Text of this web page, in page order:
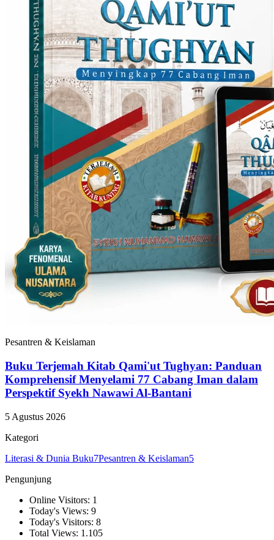
Pesantren & Keislaman
Buku Terjemah Kitab Qami'ut Tughyan: Panduan
Komprehensif Menyelami 77 Cabang Iman dalam
Perspektif Syekh Nawawi Al-Bantani
5 Agustus 2026
Kategori
Literasi & Dunia Buku7Pesantren & Keislaman5
Pengunjung
Online Visitors: 1
Today's Views: 9
Today's Visitors: 8
Total Views: 1.105